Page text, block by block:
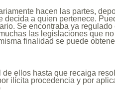
hacen las partes,
decida a quien pertenece.
Se encontraba ya
las legislaciones que
finalidad se puede
ellos hasta que recaiga
ilícita procedencia y por